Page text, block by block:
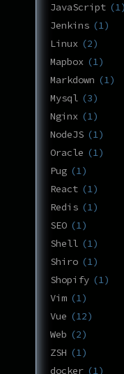
JavaScript
1
Jenkins
1
Linux
2
Mapbox
1
Markdown
1
Mysql
3
Nginx
1
NodeJS
1
Oracle
1
Pug
1
React
1
Redis
1
SEO
1
Shell
1
Shiro
1
Shopify
1
Vim
1
Vue
12
Web
2
ZSH
1
docker
1